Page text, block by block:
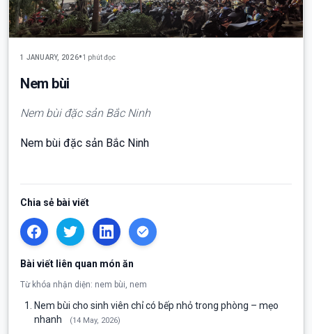
1 JANUARY, 2026•1 phút đọc
Nem bùi
Nem bùi đặc sản Bắc Ninh
Nem bùi đặc sản Bắc Ninh
Chia sẻ bài viết
Bài viết liên quan món ăn
Từ khóa nhận diện: nem bùi, nem
Nem bùi cho sinh viên chỉ có bếp nhỏ trong phòng – mẹo
nhanh
(14 May, 2026)